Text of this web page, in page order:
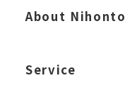
About Nihonto
Service